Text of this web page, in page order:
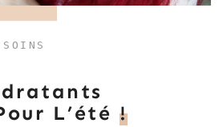
SOINS
L’été !